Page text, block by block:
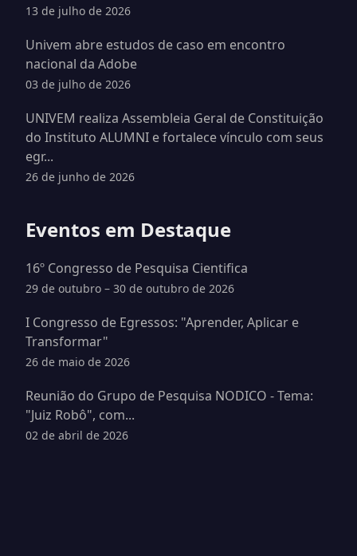
13 de julho de 2026
Univem abre estudos de caso em encontro
nacional da Adobe
03 de julho de 2026
UNIVEM realiza Assembleia Geral de Constituição
do Instituto ALUMNI e fortalece vínculo com seus
egr...
26 de junho de 2026
Eventos em Destaque
16º Congresso de Pesquisa Cientifica
29 de outubro – 30 de outubro de 2026
I Congresso de Egressos: "Aprender, Aplicar e
Transformar"
26 de maio de 2026
Reunião do Grupo de Pesquisa NODICO - Tema:
"Juiz Robô", com...
02 de abril de 2026